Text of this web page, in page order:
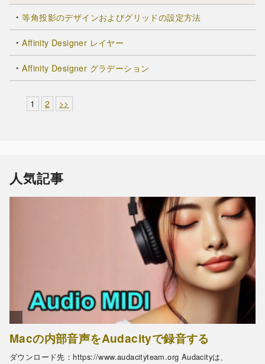
等角投影のデザインおよびグリッドの設定方法
Affinity Designer レイヤー
Affinity Designer グラデーション
1 2 >>
人気記事